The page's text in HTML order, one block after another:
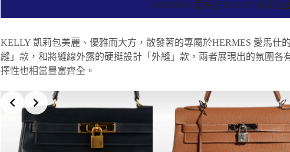
HERMES 愛馬仕 KELLY 凱莉包
KELLY 凱莉包美麗、優雅而大方，散發著的專屬於HERMES 愛馬仕
縫」款，和將縫線外露的硬挺設計「外縫」款，兩者展現出的氛圍
擇性也相當豐富齊全。